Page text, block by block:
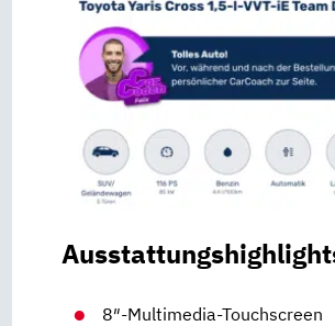
8″-Multimedia-Touchscreen